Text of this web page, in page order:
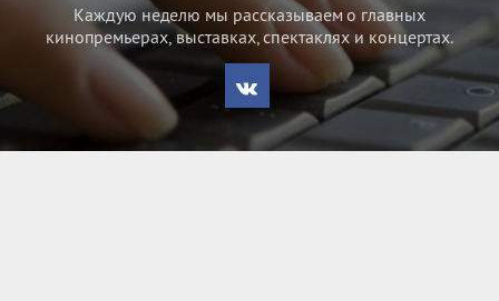
Каждую неделю мы рассказываем о главных
кинопремьерах, выставках, спектаклях и концертах.